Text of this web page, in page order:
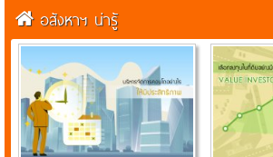
อสังหาฯ น่ารู้